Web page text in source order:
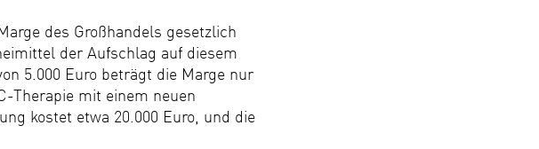
des Großhandels gesetzlich
der Aufschlag auf diesem
5.000 Euro beträgt die Marge nur
Therapie mit einem neuen
kostet etwa 20.000 Euro, und die